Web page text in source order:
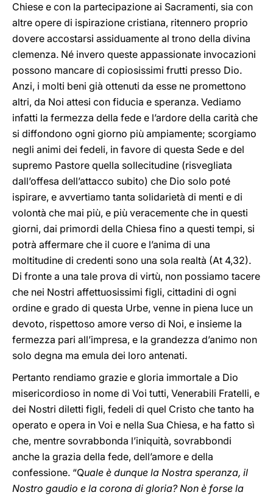
Chiese e con la partecipazione ai Sacramenti, sia con
altre opere di ispirazione cristiana, ritennero proprio
dovere accostarsi assiduamente al trono della divina
clemenza. Né invero queste appassionate invocazioni
possono mancare di copiosissimi frutti presso Dio.
Anzi, i molti beni già ottenuti da esse ne promettono
altri, da Noi attesi con fiducia e speranza. Vediamo
infatti la fermezza della fede e l’ardore della carità che
si diffondono ogni giorno più ampiamente; scorgiamo
negli animi dei fedeli, in favore di questa Sede e del
supremo Pastore quella sollecitudine (risvegliata
dall’offesa dell’attacco subito) che Dio solo poté
ispirare, e avvertiamo tanta solidarietà di menti e di
volontà che mai più, e più veracemente che in questi
giorni, dai primordi della Chiesa fino a questi tempi, si
potrà affermare che il cuore e l’anima di una
moltitudine di credenti sono una sola realtà (At 4,32).
Di fronte a una tale prova di virtù, non possiamo tacere
che nei Nostri affettuosissimi figli, cittadini di ogni
ordine e grado di questa Urbe, venne in piena luce un
devoto, rispettoso amore verso di Noi, e insieme la
fermezza pari all’impresa, e la grandezza d’animo non
solo degna ma emula dei loro antenati.
Pertanto rendiamo grazie e gloria immortale a Dio
misericordioso in nome di Voi tutti, Venerabili Fratelli, e
dei Nostri diletti figli, fedeli di quel Cristo che tanto ha
operato e opera in Voi e nella Sua Chiesa, e ha fatto sì
che, mentre sovrabbonda l’iniquità, sovrabbondi
anche la grazia della fede, dell’amore e della
confessione. “Quale è dunque la Nostra speranza, il
Nostro gaudio e la corona di gloria? Non è forse la